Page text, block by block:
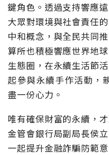
鍵角色。透過支持響應
大眾對環境與社會責任
中和概念，與全民共同
算所也積極響應世界地
生態圈，在永續生活節
起參與永續手作活動，
盡一份心力。
唯有確保財富的永續，
金管會銀行局副局長侯
一起提升金融詐騙防範